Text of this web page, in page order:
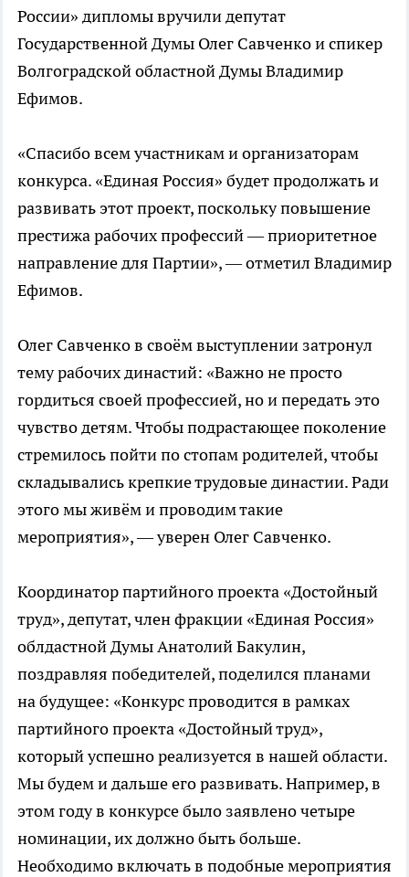
России» дипломы вручили депутат
Государственной Думы Олег Савченко и спикер
Волгоградской областной Думы Владимир
Ефимов.
«Спасибо всем участникам и организаторам
конкурса. «Единая Россия» будет продолжать и
развивать этот проект, поскольку повышение
престижа рабочих профессий — приоритетное
направление для Партии», — отметил Владимир
Ефимов.
Олег Савченко в своём выступлении затронул
тему рабочих династий: «Важно не просто
гордиться своей профессией, но и передать это
чувство детям. Чтобы подрастающее поколение
стремилось пойти по стопам родителей, чтобы
складывались крепкие трудовые династии. Ради
этого мы живём и проводим такие
мероприятия», — уверен Олег Савченко.
Координатор партийного проекта «Достойный
труд», депутат, член фракции «Единая Россия»
облдастной Думы Анатолий Бакулин,
поздравляя победителей, поделился планами
на будущее: «Конкурс проводится в рамках
партийного проекта «Достойный труд»,
который успешно реализуется в нашей области.
Мы будем и дальше его развивать. Например, в
этом году в конкурсе было заявлено четыре
номинации, их должно быть больше.
Необходимо включать в подобные мероприятия